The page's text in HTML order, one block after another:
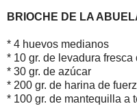
BRIOCHE DE LA
* 4 huevos medianos
* 10 gr. de levadura fresca
* 30 gr. de azúcar
* 200 gr. de harina de
* 100 gr. de mantequilla a